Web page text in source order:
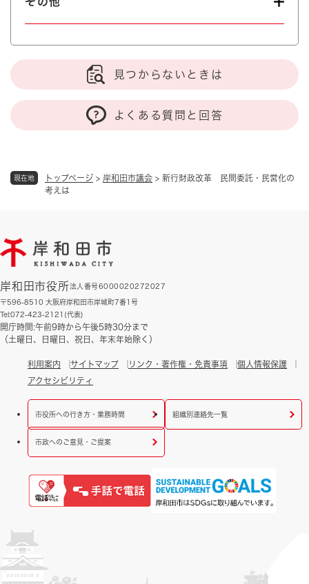
現在地 トップページ > 岸和田市議会 > 新行財政改革 民間委託・民営化の
考えは
見つからないときは
よくある質問と回答
岸和田市役所法人番号6000020272027
〒596-8510 大阪府岸和田市岸城町7番1号
Tel:072-423-2121(代表)
開庁時間:午前9時から午後5時30分まで
（土曜日、日曜日、祝日、年末年始除く）
利用案内 サイトマップ リンク・著作権・免責事項
個人情報保護
アクセシビリティ
市役所への行き方・業務時間 組織別連絡先一覧
市政へのご意見・ご提案